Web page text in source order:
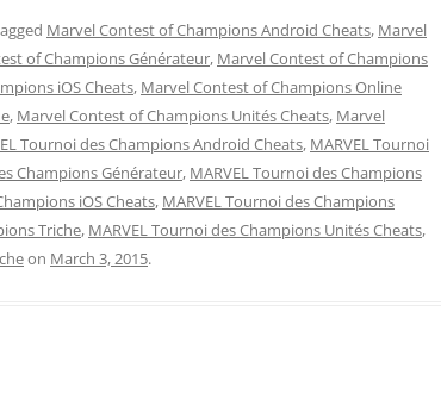
Marvel Contest of Champions Android Cheats, Marvel
of Champions Générateur, Marvel Contest of Champions
iOS Cheats, Marvel Contest of Champions Online
, Marvel Contest of Champions Unités Cheats, Marvel
Tournoi des Champions Android Cheats, MARVEL Tournoi
Champions Générateur, MARVEL Tournoi des Champions
iOS Cheats, MARVEL Tournoi des Champions
Triche, MARVEL Tournoi des Champions Unités Cheats,
on March 3, 2015.